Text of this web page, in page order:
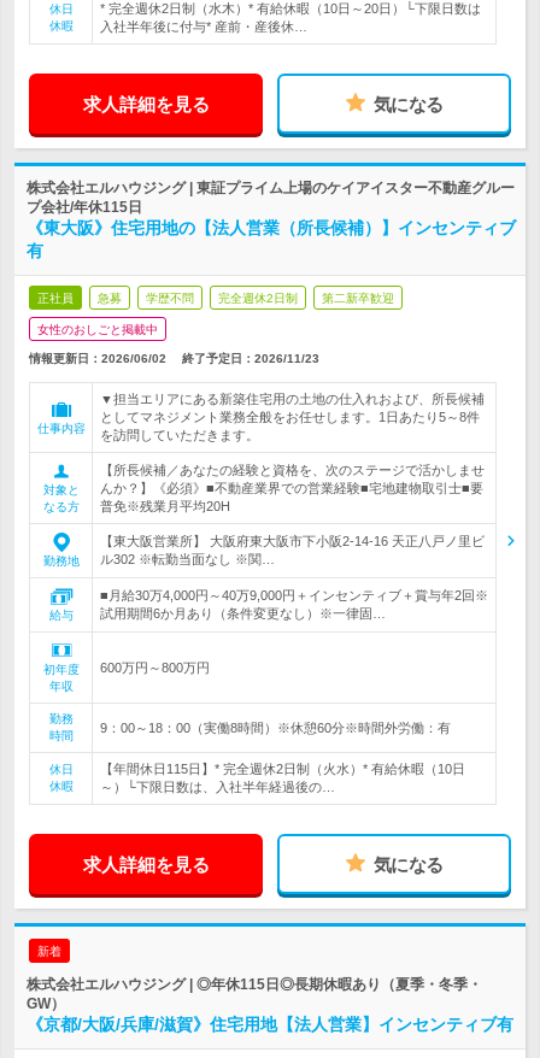
休日
休暇
* 完全週休2日制（水木）* 有給休暇（10日～20日）└下限日数は
入社半年後に付与* 産前・産後休…
求人詳細を見る 気になる
株式会社エルハウジング | 東証プライム上場のケイアイスター不動産グルー
プ会社/年休115日
《東大阪》住宅用地の【法人営業（所長候補）】インセンティブ
有
正社員 急募 学歴不問 完全週休2日制 第二新卒歓迎
女性のおしごと掲載中
情報更新日：2026/06/02 終了予定日： 2026/11/23
仕事内容
▼担当エリアにある新築住宅用の土地の仕入れおよび、所長候補
としてマネジメント業務全般をお任せします。1日あたり5～8件
を訪問していただきます。
対象と
なる方
【所長候補／あなたの経験と資格を、次のステージで活かしませ
んか？】《必須》■不動産業界での営業経験■宅地建物取引士■要
普免※残業月平均20H
勤務地
【東大阪営業所】 大阪府東大阪市下小阪2-14-16 天正八戸ノ里ビ
ル302 ※転勤当面なし ※関…
給与
■月給30万4,000円～40万9,000円＋インセンティブ＋賞与年2回※
試用期間6か月あり（条件変更なし）※一律固…
初年度
年収
600万円～800万円
勤務
時間
9：00～18：00（実働8時間）※休憩60分※時間外労働：有
休日
休暇
【年間休日115日】* 完全週休2日制（火水）* 有給休暇（10日
～）└下限日数は、入社半年経過後の…
求人詳細を見る 気になる
新着
株式会社エルハウジング | ◎年休115日◎長期休暇あり（夏季・冬季・
GW）
《京都/大阪/兵庫/滋賀》住宅用地【法人営業】インセンティブ有